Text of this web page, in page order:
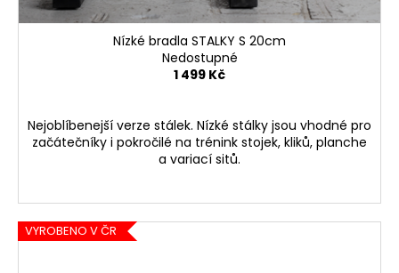
Nízké bradla STALKY S 20cm
Nedostupné
1 499 Kč
Nejoblíbenejší verze stálek. Nízké stálky jsou vhodné pro
začátečníky i pokročilé na trénink stojek, kliků, planche
a variací sitů.
VYROBENO V ČR